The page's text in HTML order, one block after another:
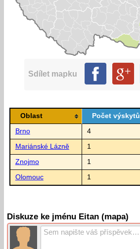
Sdílet mapku
Oblast Počet výskytů
Brno 4
Mariánské Lázně 1
Znojmo 1
Olomouc 1
Diskuze ke jménu Eitan (mapa)